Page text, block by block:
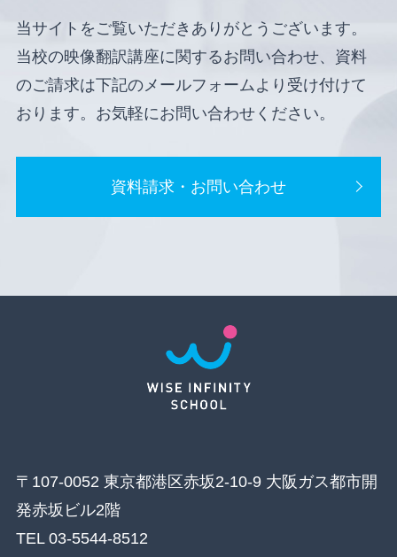
当サイトをご覧いただきありがとうございます。
当校の映像翻訳講座に関するお問い合わせ、資料
のご請求は下記のメールフォームより受け付けて
おります。お気軽にお問い合わせください。
資料請求・お問い合わせ
〒107-0052 東京都港区赤坂2-10-9 大阪ガス都市開
発赤坂ビル2階
TEL 03-5544-8512